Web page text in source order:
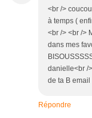
<br />
à temps (
<br /> <br />
dans mes
danielle<br /
de ta B
Répondre